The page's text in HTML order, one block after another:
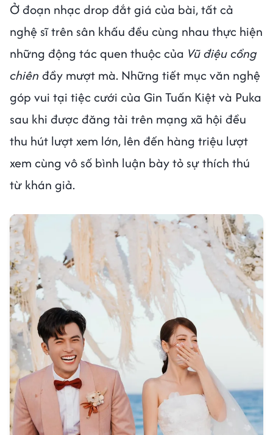
Ở đoạn nhạc drop đắt giá của bài, tất cả
nghệ sĩ trên sân khấu đều cùng nhau thực hiện
những động tác quen thuộc của Vũ điệu cồng
chiên đầy mượt mà. Những tiết mục văn nghệ
góp vui tại tiệc cưới của Gin Tuấn Kiệt và Puka
sau khi được đăng tải trên mạng xã hội đều
thu hút lượt xem lớn, lên đến hàng triệu lượt
xem cùng vô số bình luận bày tỏ sự thích thú
từ khán giả.